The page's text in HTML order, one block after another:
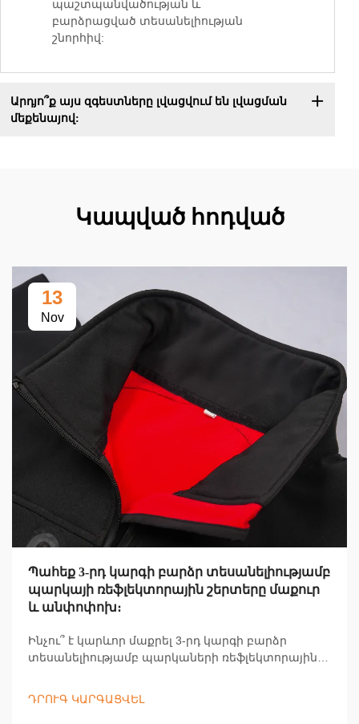
պաշտպանվածության և
բարձրացված տեսանելիության
շնորհիվ:
Արդյո՞ք այս զգեստները լվացվում են լվացման
մեքենայով:
Կապված հոդված
13
Nov
Պահեք 3-րդ կարգի բարձր տեսանելիությամբ
պարկայի ռեֆլեկտորային շերտերը մաքուր
և անփոփոխ։
Ինչու՞ է կարևոր մաքրել 3-րդ կարգի բարձր
տեսանելիությամբ պարկաների ռեֆլեկտորային
Բացահայտեք պահպանման հանգամանքներ,
ԴՐՈՒԳ ԿԱՐԳԱՑՎԵԼ